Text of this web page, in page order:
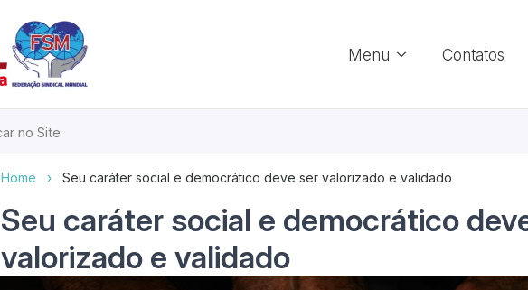
Menu Contatos
Home › Seu caráter social e democrático deve ser valorizado e validado
Seu caráter social e democrático
valorizado e validado